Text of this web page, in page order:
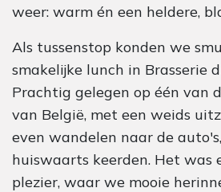
weer: warm én een heldere,
Als tussenstop konden we
smakelijke lunch in Brasserie
Prachtig gelegen op één van
van België, met een weids
even wandelen naar de
huiswaarts keerden. Het was
plezier, waar we mooie